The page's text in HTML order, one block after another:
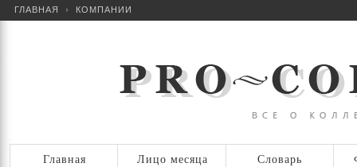
ГЛАВНАЯ КОМПАНИИ
Главная Лицо месяца Словарь